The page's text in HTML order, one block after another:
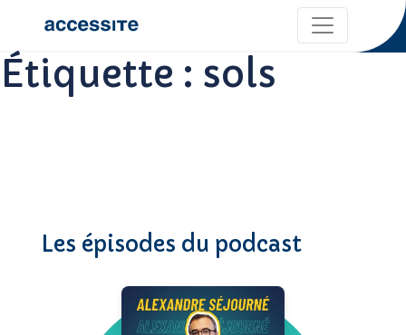
Étiquette : sols
Les épisodes du podcast